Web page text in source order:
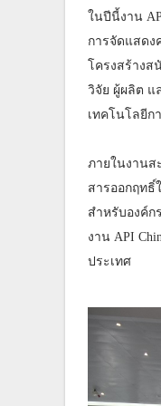
ในปีนี้งาน
การจัดแสดง
โครงสร้างส
วิจัย ผู้ผลิต แ
เทคโนโลยีก
ภายในงานส
สารออกฤท
สำหรับองค์
งาน API
ประเทศ